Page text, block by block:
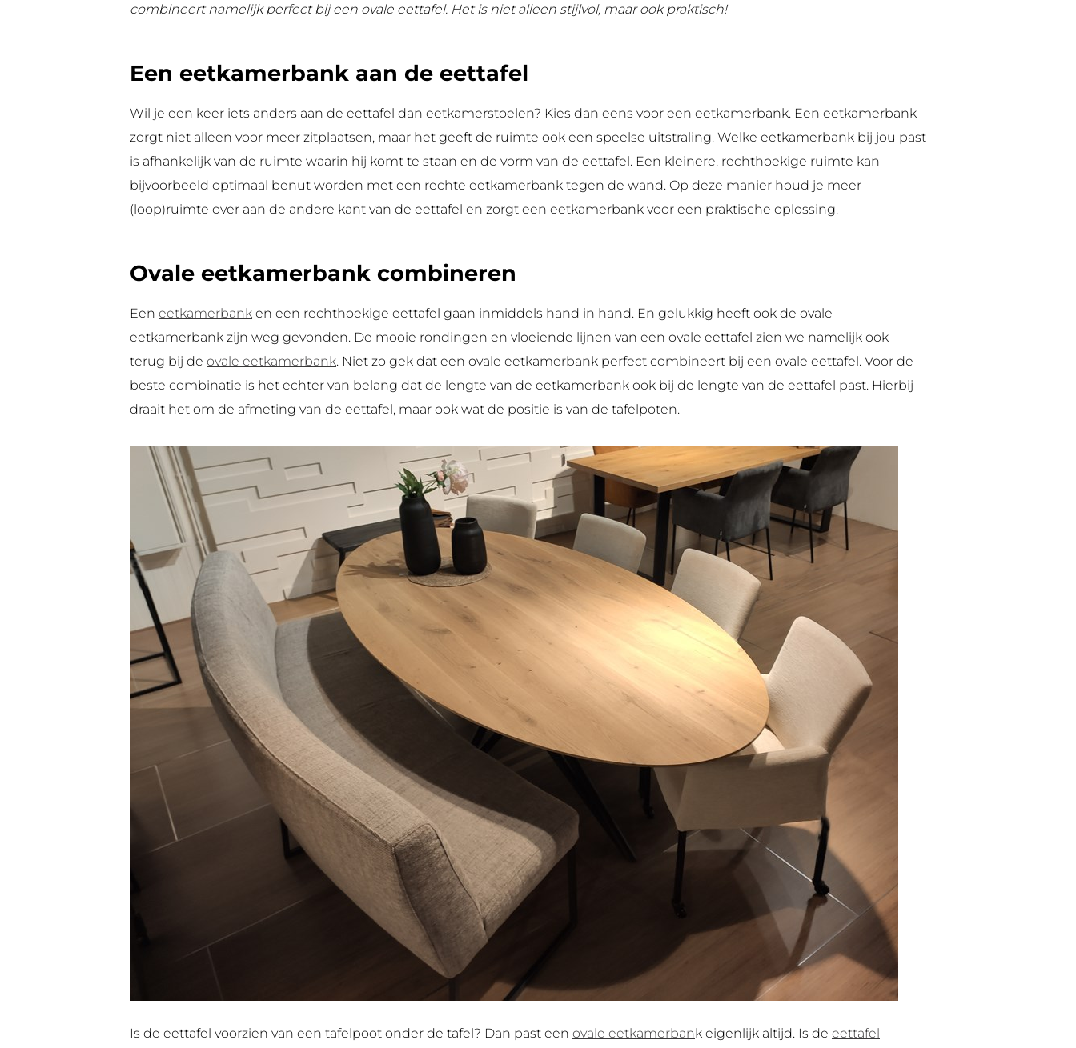
combineert namelijk perfect bij een ovale eettafel. Het is niet alleen stijlvol, maar ook praktisch!
Een eetkamerbank aan de eettafel
Wil je een keer iets anders aan de eettafel dan eetkamerstoelen? Kies dan eens voor een eetkamerbank. Een eetkamerbank
zorgt niet alleen voor meer zitplaatsen, maar het geeft de ruimte ook een speelse uitstraling. Welke eetkamerbank bij jou past
is afhankelijk van de ruimte waarin hij komt te staan en de vorm van de eettafel. Een kleinere, rechthoekige ruimte kan
bijvoorbeeld optimaal benut worden met een rechte eetkamerbank tegen de wand. Op deze manier houd je meer
(loop)ruimte over aan de andere kant van de eettafel en zorgt een eetkamerbank voor een praktische oplossing.
Ovale eetkamerbank combineren
Een eetkamerbank en een rechthoekige eettafel gaan inmiddels hand in hand. En gelukkig heeft ook de ovale
eetkamerbank zijn weg gevonden. De mooie rondingen en vloeiende lijnen van een ovale eettafel zien we namelijk ook
terug bij de ovale eetkamerbank. Niet zo gek dat een ovale eetkamerbank perfect combineert bij een ovale eettafel. Voor de
beste combinatie is het echter van belang dat de lengte van de eetkamerbank ook bij de lengte van de eettafel past. Hierbij
draait het om de afmeting van de eettafel, maar ook wat de positie is van de tafelpoten.
Is de eettafel voorzien van een tafelpoot onder de tafel? Dan past een ovale eetkamerbank eigenlijk altijd. Is de eettafel